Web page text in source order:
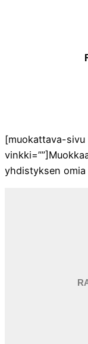
[muokattava-sivu
yhdistyksen omia